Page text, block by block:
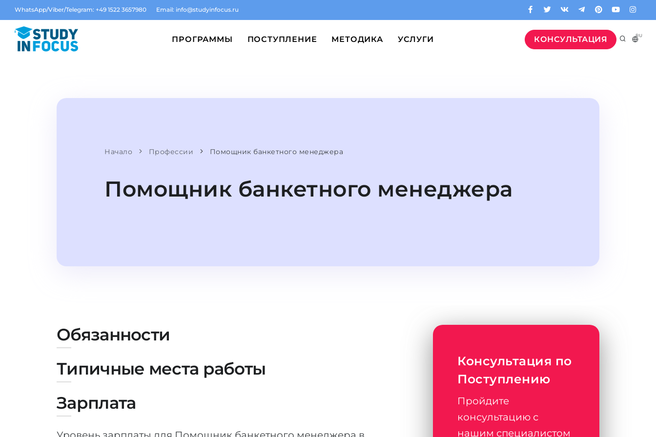
WhatsApp/Viber/Telegram: +49 1522 3657980 Email: info@studyinfocus.ru
КОНСУЛЬТАЦИЯ RU
ПРОГРАММЫ ПОСТУПЛЕНИЕ МЕТОДИКА УСЛУГИ
Начало Профессии Помощник банкетного менеджера
Помощник банкетного менеджера
Обязанности
Типичные места работы
Зарплата
Консультация по
Поступлению
Пройдите
консультацию с
нашим специалистом